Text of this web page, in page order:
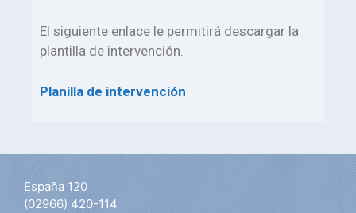
El siguiente enlace le permitirá descargar la
plantilla de intervención.
Planilla de intervención
España 120
(02966) 420-114